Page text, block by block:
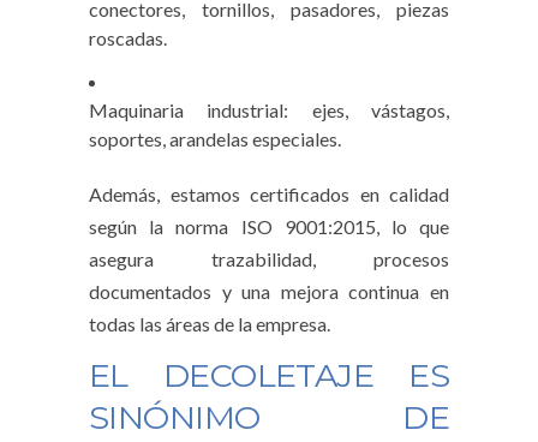
conectores, tornillos, pasadores, piezas
roscadas.
Maquinaria industrial: ejes, vástagos,
soportes, arandelas especiales.
Además, estamos certificados en calidad
según la norma ISO 9001:2015, lo que
asegura trazabilidad, procesos
documentados y una mejora continua en
todas las áreas de la empresa.
EL DECOLETAJE ES
SINÓNIMO DE